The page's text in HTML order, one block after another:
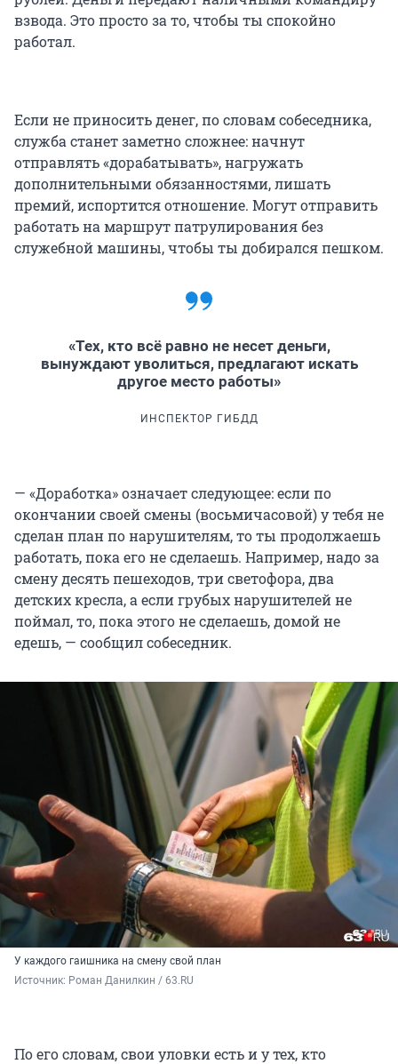
взвода. Это просто за то, чтобы ты спокойно
работал.
Если не приносить денег, по словам собеседника,
служба станет заметно сложнее: начнут
отправлять «дорабатывать», нагружать
дополнительными обязанностями, лишать
премий, испортится отношение. Могут отправить
работать на маршрут патрулирования без
служебной машины, чтобы ты добирался пешком.
«Тех, кто всё равно не несет деньги,
вынуждают уволиться, предлагают искать
другое место работы»
ИНСПЕКТОР ГИБДД
— «Доработка» означает следующее: если по
окончании своей смены (восьмичасовой) у тебя не
сделан план по нарушителям, то ты продолжаешь
работать, пока его не сделаешь. Например, надо за
смену десять пешеходов, три светофора, два
детских кресла, а если грубых нарушителей не
поймал, то, пока этого не сделаешь, домой не
едешь, — сообщил собеседник.
У каждого гаишника на смену свой план
Источник: Роман Данилкин / 63.RU
По его словам, свои уловки есть и у тех, кто